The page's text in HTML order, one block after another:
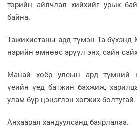
төрийн айлчлал хийхийг урьж
байна.
Тажикистаны ард түмэн Та
нэрийн өмнөөс эрүүл энх, сайн
Манай хоёр улсын ард түмний
үеийн үед батжин бэхжиж,
улам бүр цэцэглэн хөгжих болтугай.
Анхаарал хандуулсанд баярлалаа.